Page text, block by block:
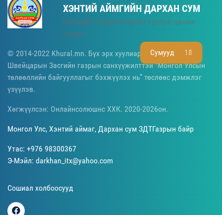
Сумууд 18
ХЭНТИЙ АЙМГИЙН ДАРХАН СУМ
Иргэдийн төлөөлөгчдийн хурлын цахим
хуудас
© 2014-2022 Khural.mn. Бүх эрх хуулиар хамгаалагдсан.
Швейцарын Засгийн газрын санхүүжилттэй “Монгол Улсын
төлөөллийн байгууллагыг бэхжүүлэх нь” төслөөс дэмжлэг
үзүүлэв.
Хөгжүүлсэн: Онлайнсолюшнс ХХК. 2020-2026он.
Монгол Улс, Хэнтий аймаг, Дархан сум ЗДТГазрын байр
Утас: +976 98300367
Э-Мэйл: darkhan_itx@yahoo.com
Сошиал холбоосууд